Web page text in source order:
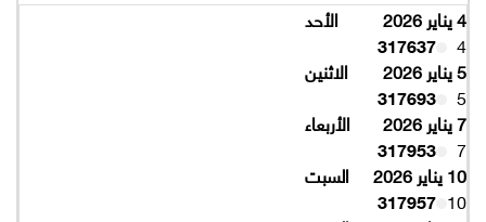
4 يناير 2026
الأحد
4
317637
5 يناير 2026
الاثنين
5
317693
7 يناير 2026
الأربعاء
7
317953
10 يناير 2026
السبت
10
317957